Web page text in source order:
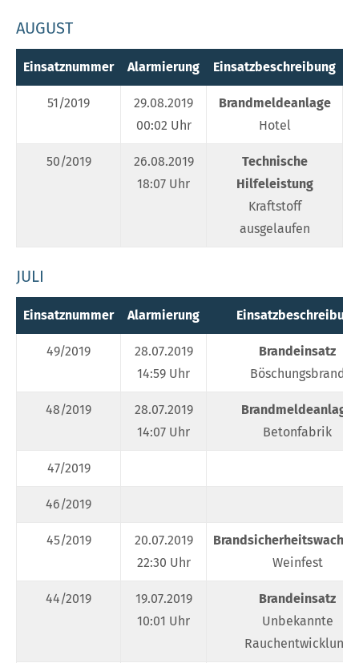
AUGUST
Einsatznummer Alarmierung Einsatzbeschreibung
51/2019
29.08.2019
00:02 Uhr
Brandmeldeanlage
Hotel
50/2019
26.08.2019
18:07 Uhr
Technische
Hilfeleistung
Kraftstoff
ausgelaufen
JULI
Einsatznummer Alarmierung Einsatzbeschreibung
49/2019
28.07.2019
14:59 Uhr
Brandeinsatz
Böschungsbrand
48/2019
28.07.2019
14:07 Uhr
Brandmeldeanlage
Betonfabrik
47/2019
46/2019
45/2019
20.07.2019
22:30 Uhr
Weinfest
44/2019
19.07.2019
10:01 Uhr
Brandeinsatz
Unbekannte
Rauchentwicklung